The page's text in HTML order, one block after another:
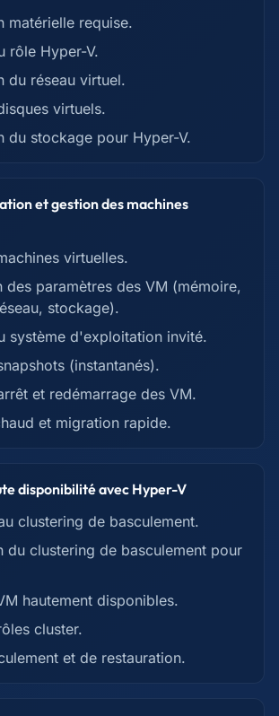
matérielle requise.
rôle Hyper-V.
du réseau virtuel.
virtuels.
du stockage pour Hyper-V.
et gestion des machines
virtuelles.
des paramètres des VM (mémoire,
stockage).
système d'exploitation invité.
(instantanés).
et redémarrage des VM.
et migration rapide.
disponibilité avec Hyper-V
clustering de basculement.
du clustering de basculement pour
hautement disponibles.
cluster.
et de restauration.